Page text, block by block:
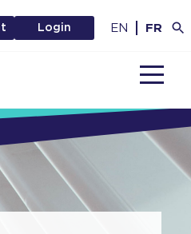
Login EN FR